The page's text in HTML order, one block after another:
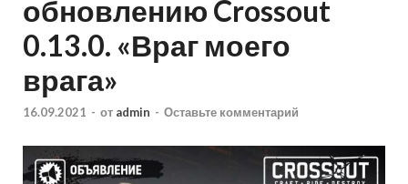
обновлению Crossout
0.13.0. «Враг моего
врага»
16.09.2021 - от admin - Оставьте комментарий